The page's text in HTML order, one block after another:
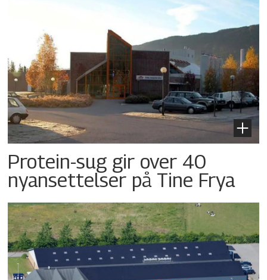
Protein-sug gir over 40
nyansettelser på Tine Frya